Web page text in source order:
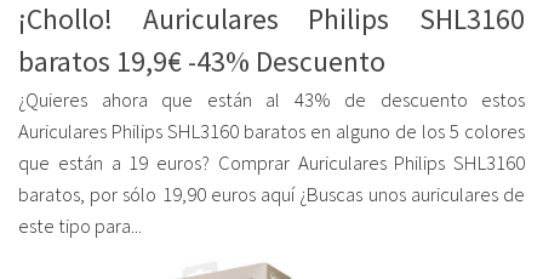
¡Chollo! Auriculares Philips SHL3160
baratos 19,9€ -43% Descuento
¿Quieres ahora que están al 43% de descuento estos
Auriculares Philips SHL3160 baratos en alguno de los 5 colores
que están a 19 euros? Comprar Auriculares Philips SHL3160
baratos, por sólo 19,90 euros aquí ¿Buscas unos auriculares de
este tipo para...